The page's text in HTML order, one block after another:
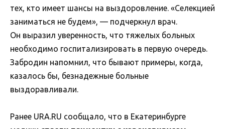
тех, кто имеет шансы на выздоровление. «Селекцией
заниматься не будем», — подчеркнул врач.
Он выразил уверенность, что тяжелых больных
необходимо госпитализировать в первую очередь.
Забродин напомнил, что бывают примеры, когда,
казалось бы, безнадежные больные
выздоравливали.
Ранее URA.RU сообщало, что в Екатеринбурге